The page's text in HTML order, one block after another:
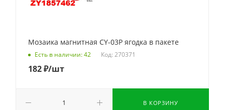
Мозаика магнитная CY-03P ягодка в пакете
Есть в наличии: 42 Код: 270371
182₽/шт
В КОРЗИНУ